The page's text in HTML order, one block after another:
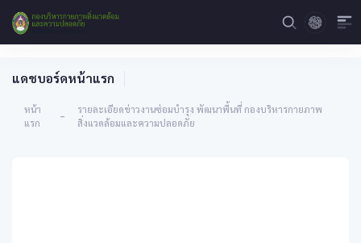
แดชบอร์ดหน้าแรก
หน้า
แรก
-
รายละเอียดข่าวงานซ่อมบำรุง พัฒนาพื้นที่ กองบริหารกายภาพ
สิ่งแวดล้อมและความปลอดภัย